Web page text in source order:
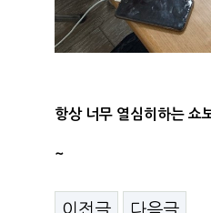
항상 너무 열심히하는 쇼
~
이전글 다음글